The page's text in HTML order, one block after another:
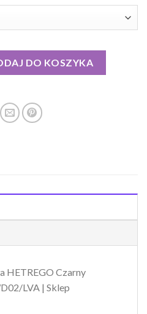
DO KOSZYKA
HETREGO Czarny
LVA | Sklep